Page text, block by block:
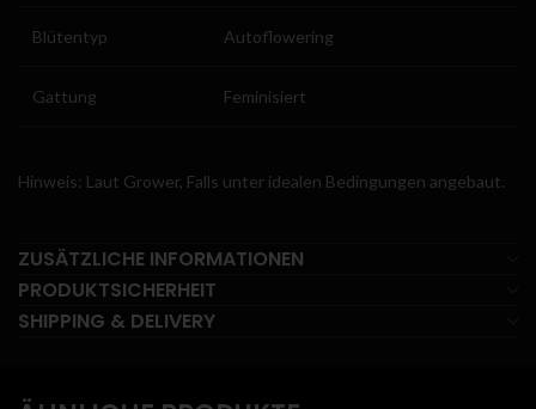
Blütentyp Autoflowering
Gattung Feminisiert
Hinweis: Laut Grower, Falls unter idealen Bedingungen angebaut.
ZUSÄTZLICHE INFORMATIONEN
PRODUKTSICHERHEIT
SHIPPING & DELIVERY